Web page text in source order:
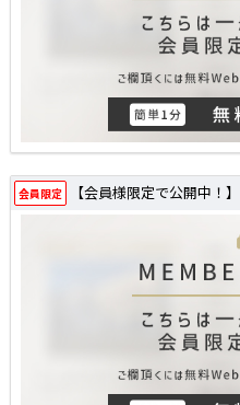
会員限定 【会員様限定で公開中！】